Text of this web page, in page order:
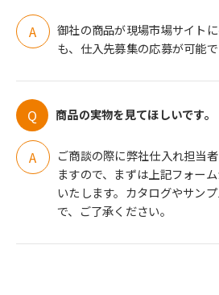
御社の商品が現場市場サイト
も、仕入先募集の応募が可能で
商品の実物を見てほしいです。
ご商談の際に弊社仕入れ担当
ますので、まずは上記フォー
いたします。カタログやサン
で、ご了承ください。